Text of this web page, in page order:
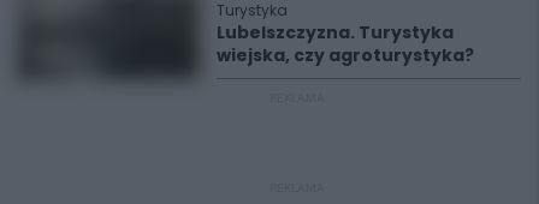
Turystyka
Lubelszczyzna. Turystyka
wiejska, czy agroturystyka?